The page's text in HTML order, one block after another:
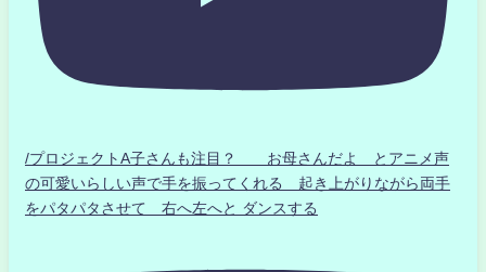
/プロジェクトA子さんも注目？ お母さんだよ とアニメ声
の可愛いらしい声で手を振ってくれる 起き上がりながら両手
をパタパタさせて 右へ左へと ダンスする